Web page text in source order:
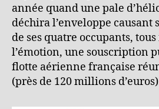
année quand une pale
déchira l’enveloppe causant
de ses quatre occupants,
l’émotion, une souscription
flotte aérienne française
(près de 120 millions